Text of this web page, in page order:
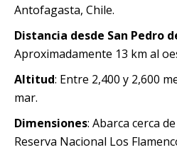
Antofagasta, Chile.
Distancia desde San Pedro
Aproximadamente 13 km al
Altitud: Entre 2,400 y 2,600
mar.
Dimensiones: Abarca cerca
Reserva Nacional Los